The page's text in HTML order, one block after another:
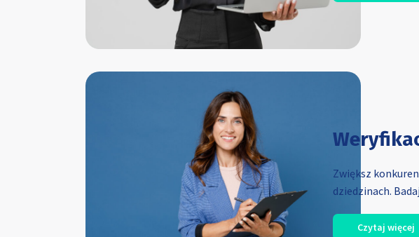
Zwiększ
dziedzinach.
Czytaj więcej